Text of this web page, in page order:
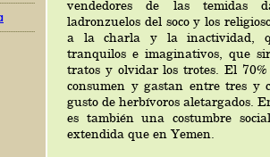
vendedores de las temidas
ladronzuelos del soco y los
a la charla y la inactividad,
tranquilos e imaginativos, que
tratos y olvidar los trotes. El 70%
consumen y gastan entre tres y
gusto de herbívoros aletargados.
es también una costumbre
extendida que en Yemen.